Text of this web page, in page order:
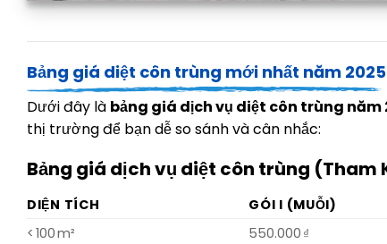
Công ty kiểm soát côn trùng Thành Công Pest Control
Bảng giá diệt côn trùng mới nhất năm 2025
Dưới đây là bảng giá dịch vụ diệt côn trùng năm
thị trường để bạn dễ so sánh và cân nhắc:
Bảng giá dịch vụ diệt côn trùng (Tham
DIỆN TÍCH GÓI I (MUỖI)
< 100 m²
550.000 ₫